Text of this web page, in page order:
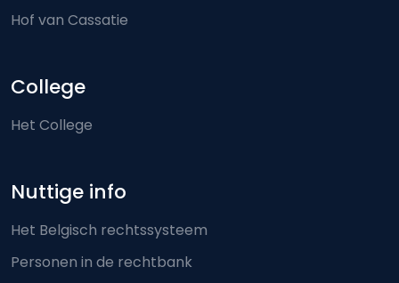
Hof van Cassatie
College
Het College
Nuttige info
Het Belgisch rechtssysteem
Personen in de rechtbank